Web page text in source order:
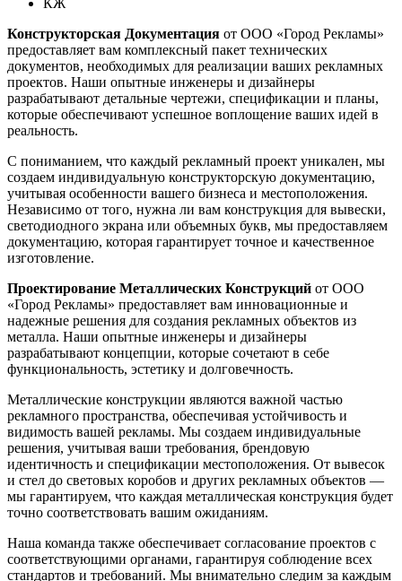
КЖ
Конструкторская Документация от ООО «Город Рекламы»
предоставляет вам комплексный пакет технических
документов, необходимых для реализации ваших рекламных
проектов. Наши опытные инженеры и дизайнеры
разрабатывают детальные чертежи, спецификации и планы,
которые обеспечивают успешное воплощение ваших идей в
реальность.
С пониманием, что каждый рекламный проект уникален, мы
создаем индивидуальную конструкторскую документацию,
учитывая особенности вашего бизнеса и местоположения.
Независимо от того, нужна ли вам конструкция для вывески,
светодиодного экрана или объемных букв, мы предоставляем
документацию, которая гарантирует точное и качественное
изготовление.
Проектирование Металлических Конструкций от ООО
«Город Рекламы» предоставляет вам инновационные и
надежные решения для создания рекламных объектов из
металла. Наши опытные инженеры и дизайнеры
разрабатывают концепции, которые сочетают в себе
функциональность, эстетику и долговечность.
Металлические конструкции являются важной частью
рекламного пространства, обеспечивая устойчивость и
видимость вашей рекламы. Мы создаем индивидуальные
решения, учитывая ваши требования, брендовую
идентичность и спецификации местоположения. От вывесок
и стел до световых коробов и других рекламных объектов —
мы гарантируем, что каждая металлическая конструкция будет
точно соответствовать вашим ожиданиям.
Наша команда также обеспечивает согласование проектов с
соответствующими органами, гарантируя соблюдение всех
стандартов и требований. Мы внимательно следим за каждым